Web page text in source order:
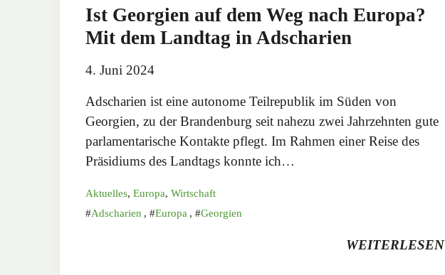
Ist Georgien auf dem Weg nach Europa?
Mit dem Landtag in Adscharien
4. Juni 2024
Adscharien ist eine autonome Teilrepublik im Süden von
Georgien, zu der Brandenburg seit nahezu zwei Jahrzehnten gute
parlamentarische Kontakte pflegt. Im Rahmen einer Reise des
Präsidiums des Landtags konnte ich…
Aktuelles, Europa, Wirtschaft
Adscharien , Europa , Georgien
WEITERLESEN